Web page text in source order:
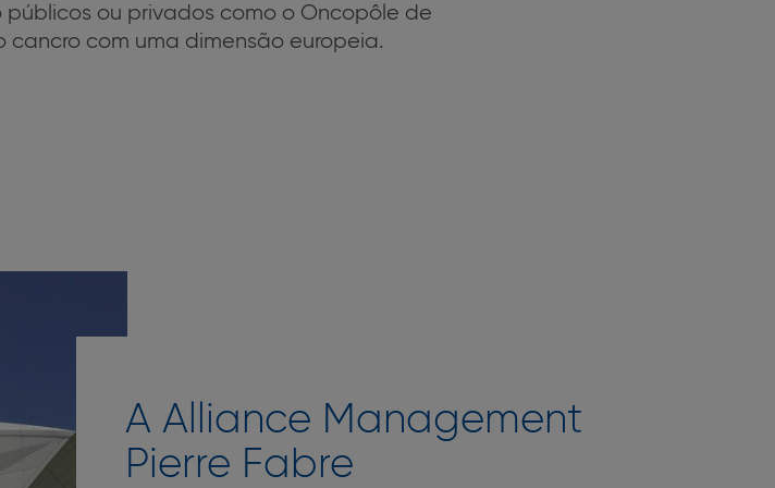
ou privados como o Oncopôle de
com uma dimensão europeia.
A Alliance Management
Pierre Fabre